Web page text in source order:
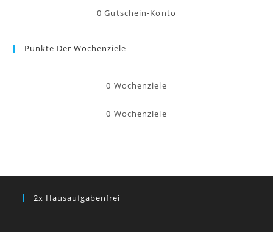
0 Gutschein-Konto
Punkte Der Wochenziele
0 Wochenziele
0 Wochenziele
2x Hausaufgabenfrei